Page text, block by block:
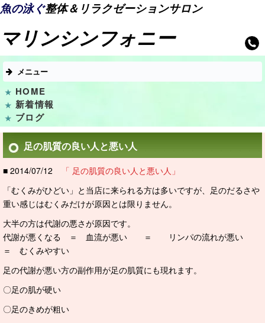
魚の泳ぐ整体＆リラクゼーションサロン
マリンシンフォニー
メニュー
HOME
新着情報
ブログ
足の肌質の良い人と悪い人
■ 2014/07/12
「 足の肌質の良い人と悪い人」
「むくみがひどい」と当店に来られる方は多いですが、足のだるさや
重い感じはむくみだけが原因とは限りません。
大半の方は代謝の悪さが原因です。
代謝が悪くなる ＝ 血流が悪い ＝ リンパの流れが悪い
＝ むくみやすい
足の代謝が悪い方の副作用が足の肌質にも現れます。
〇足の肌が硬い
〇足のきめが粗い